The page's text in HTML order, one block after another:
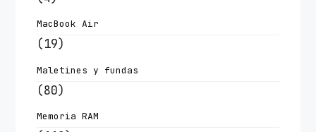
MacBook Air
(19)
Maletines y fundas
(80)
Memoria RAM